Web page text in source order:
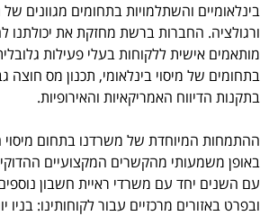
בינלאומיים והשתלמויות בתחומים מגוונים
ורגולציה. החברות ברשת מחזקת את יכולתנו
מותאמים אישית ללקוחות בעלי פעילות
בתחומים של מיסוי בינלאומי, תכנון מס חוצה
בתקנות הדיווח האמריקאיות והאירופיות.
ההתמחות המיוחדת של משרדנו בתחום מיסוי
באופן משמעותי מהקשרים המקצועיים
עם השנים יחד עם משרדי ראיית חשבון
ובפרט באזורים מרכזיים עבור לקוחותינו: בניו